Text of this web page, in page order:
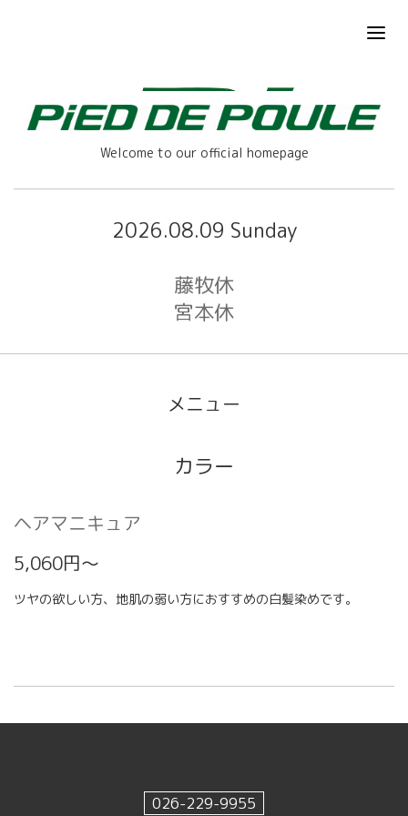
Welcome to our official homepage
2026.08.09 Sunday
藤牧休
宮本休
メニュー
カラー
ヘアマニキュア
5,060円～
ツヤの欲しい方、地肌の弱い方におすすめの白髪染めです。
026-229-9955